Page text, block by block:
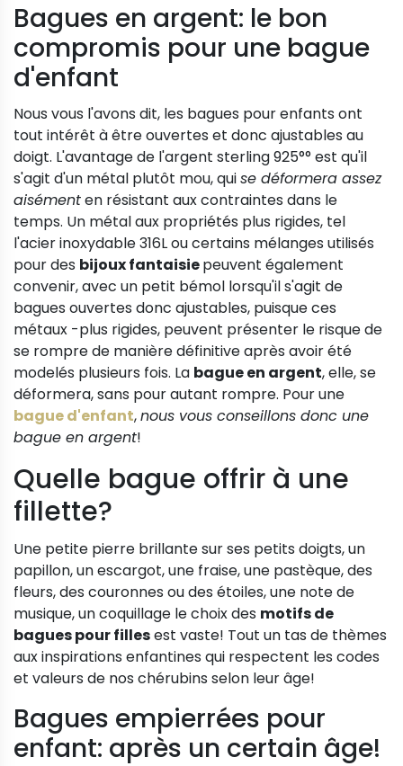
Bagues en argent: le bon
compromis pour une bague
d'enfant
Nous vous l'avons dit, les bagues pour enfants ont
tout intérêt à être ouvertes et donc ajustables au
doigt. L'avantage de l'argent sterling 925°° est qu'il
s'agit d'un métal plutôt mou, quise déformera assez
aisémenten résistant aux contraintes dans le
temps. Un métal aux propriétés plus rigides, tel
l'acier inoxydable 316L ou certains mélanges utilisés
pour des bijoux fantaisiepeuvent également
convenir, avec un petit bémol lorsqu'il s'agit de
bagues ouvertes donc ajustables, puisque ces
métaux -plus rigides, peuvent présenter le risque de
se rompre de manière définitive après avoir été
modelés plusieurs fois. La bague en argent, elle, se
déformera, sans pour autant rompre. Pour une
bague d'enfant,nous vous conseillons donc une
bague en argent!
Quelle bague offrir à une
fillette?
Une petite pierre brillante sur ses petits doigts, un
papillon, un escargot, une fraise, une pastèque, des
fleurs, des couronnes ou des étoiles, une note de
musique, un coquillage le choix des motifs de
bagues pour fillesest vaste! Tout un tas de thèmes
aux inspirations enfantines qui respectent les codes
et valeurs de nos chérubins selon leur âge!
Bagues empierrées pour
enfant: après un certain âge!